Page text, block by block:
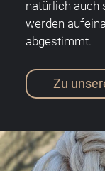
natürlich auch
werden
abgestimmt.
Zu